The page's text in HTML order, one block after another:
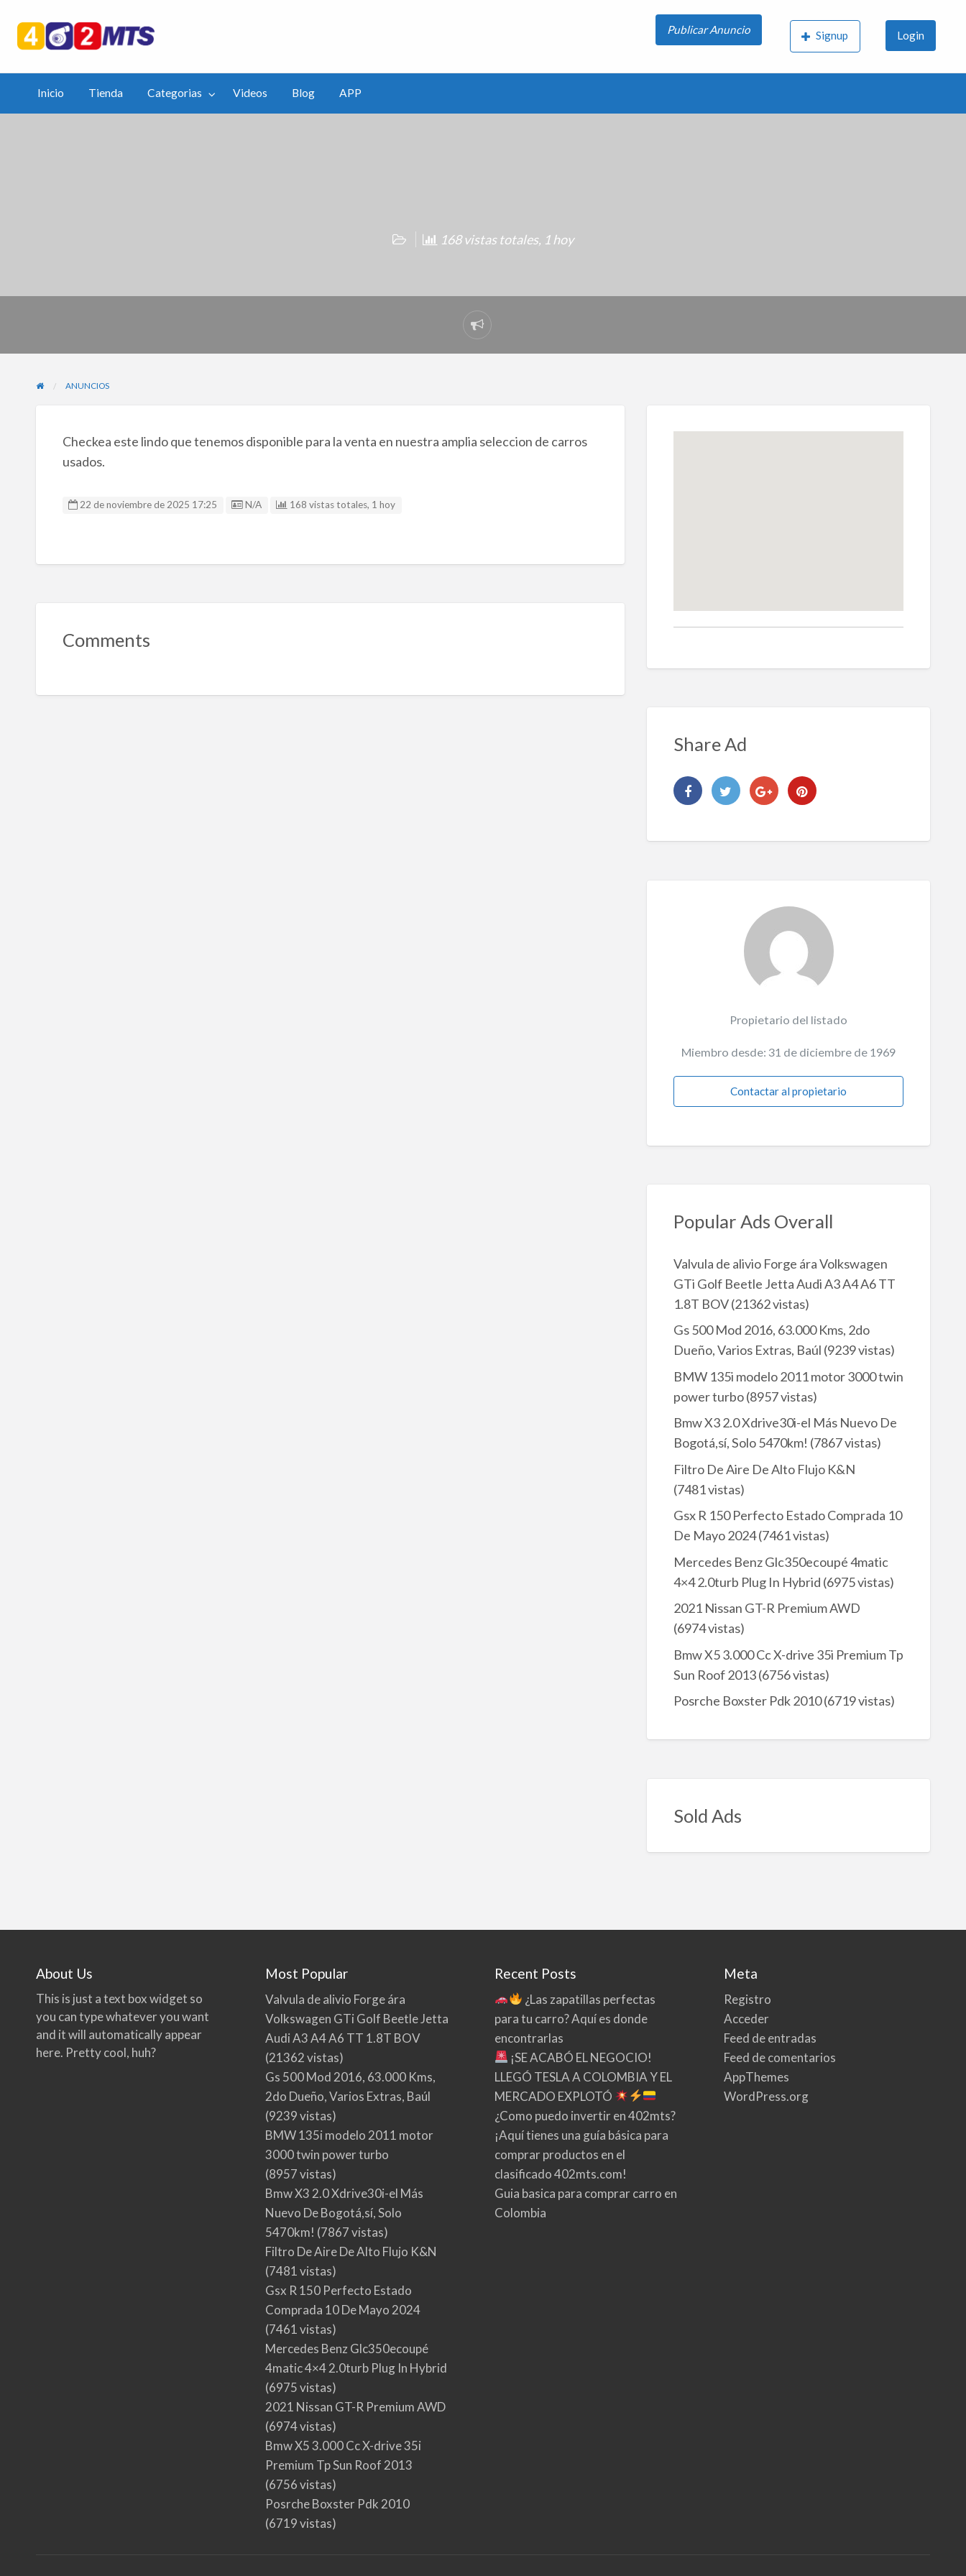
Videos Blog APP
Publicar Anuncio Signup Login
Inicio Tienda Categorias Videos Blog APP
168 vistas totales, 1 hoy
Reportar
problema
ANUNCIOS
Checkea este lindo que tenemos disponible para la venta en nuestra amplia seleccion de carros
usados.
22 de noviembre de 2025 17:25 Listing ID
N/A 168 vistas totales, 1 hoy
Comments
Share Ad
Propietario del listado
Miembro desde: 31 de diciembre de 1969
Contactar al propietario
Popular Ads Overall
Valvula de alivio Forge ára Volkswagen
GTi Golf Beetle Jetta Audi A3 A4 A6 TT
1.8T BOV(21362 vistas)
Gs 500 Mod 2016, 63.000 Kms, 2do
Dueño, Varios Extras, Baúl (9239 vistas)
BMW 135i modelo 2011 motor 3000 twin
power turbo(8957 vistas)
Bmw X3 2.0 Xdrive30i-el Más Nuevo De
Bogotá,sí, Solo 5470km! (7867 vistas)
Filtro De Aire De Alto Flujo K&N
(7481 vistas)
Gsx R 150 Perfecto Estado Comprada 10
De Mayo 2024(7461 vistas)
Mercedes Benz Glc350ecoupé 4matic
4×4 2.0turb Plug In Hybrid (6975 vistas)
2021 Nissan GT-R Premium AWD
(6974 vistas)
Bmw X5 3.000 Cc X-drive 35i Premium Tp
Sun Roof 2013(6756 vistas)
Posrche Boxster Pdk 2010(6719 vistas)
Sold Ads
About Us
This is just a text box widget so
you can type whatever you want
and it will automatically appear
here. Pretty cool, huh?
Most Popular
Valvula de alivio Forge ára
Volkswagen GTi Golf Beetle Jetta
Audi A3 A4 A6 TT 1.8T BOV
(21362 vistas)
Gs 500 Mod 2016, 63.000 Kms,
2do Dueño, Varios Extras, Baúl
(9239 vistas)
BMW 135i modelo 2011 motor
3000 twin power turbo
(8957 vistas)
Bmw X3 2.0 Xdrive30i-el Más
Nuevo De Bogotá,sí, Solo
5470km! (7867 vistas)
Filtro De Aire De Alto Flujo K&N
(7481 vistas)
Gsx R 150 Perfecto Estado
Comprada 10 De Mayo 2024
(7461 vistas)
Mercedes Benz Glc350ecoupé
4matic 4×4 2.0turb Plug In Hybrid
(6975 vistas)
2021 Nissan GT-R Premium AWD
(6974 vistas)
Bmw X5 3.000 Cc X-drive 35i
Premium Tp Sun Roof 2013
(6756 vistas)
Posrche Boxster Pdk 2010
(6719 vistas)
Recent Posts
¿Las zapatillas perfectas
para tu carro? Aquí es donde
encontrarlas
¡SE ACABÓ EL NEGOCIO!
LLEGÓ TESLA A COLOMBIA Y EL
MERCADO EXPLOTÓ
¿Como puedo invertir en 402mts?
¡Aquí tienes una guía básica para
comprar productos en el
clasificado 402mts.com!
Guia basica para comprar carro en
Colombia
Meta
Registro
Acceder
Feed de entradas
Feed de comentarios
AppThemes
WordPress.org